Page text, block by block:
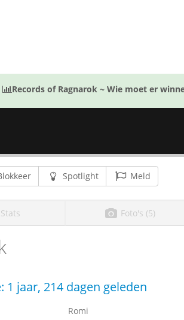
Records of Ragnarok ~ Wie moet er
Spotlight Meld
Stats Foto's (5)
1 jaar, 214 dagen geleden
Romi